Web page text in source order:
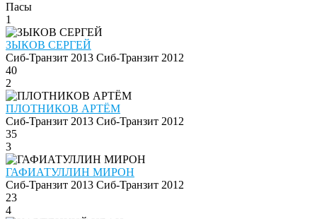
Пасы
1
ЗЫКОВ СЕРГЕЙ
Сиб-Транзит 2013 Сиб-Транзит 2012
40
2
ПЛОТНИКОВ АРТЁМ
Сиб-Транзит 2013 Сиб-Транзит 2012
35
3
ГАФИАТУЛЛИН МИРОН
Сиб-Транзит 2013 Сиб-Транзит 2012
23
4